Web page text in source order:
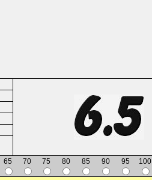
65 70 75 80 85 90 95 100